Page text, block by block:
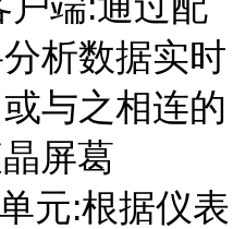
析数据实时
与之相连的
屏葛
元:根据仪表